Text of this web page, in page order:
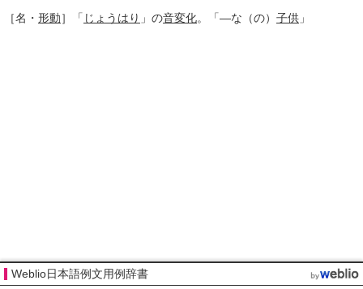
［名・ 形動］ 「 じょうはり 」の音変化。「―な（の） 子供 」
Weblio日本語例文用例辞書